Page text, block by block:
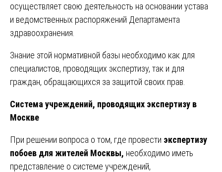
осуществляет свою деятельность на основании устава
и ведомственных распоряжений Департамента
здравоохранения.
Знание этой нормативной базы необходимо как для
специалистов, проводящих экспертизу, так и для
граждан, обращающихся за защитой своих прав.
Система учреждений, проводящих экспертизу в
Москве
При решении вопроса о том, где провести экспертизу
побоев для жителей Москвы, необходимо иметь
представление о системе учреждений,